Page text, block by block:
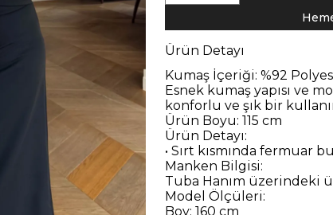
Ürün Detayı
Kumaş İçeriği: %92
Esnek kumaş yapısı ve
konforlu ve şık bir
Ürün Boyu: 115 cm
Ürün Detayı:
• Sırt kısmında fermuar
Manken Bilgisi:
Tuba Hanım üzerindeki
Model Ölçüleri:
Boy: 160 cm